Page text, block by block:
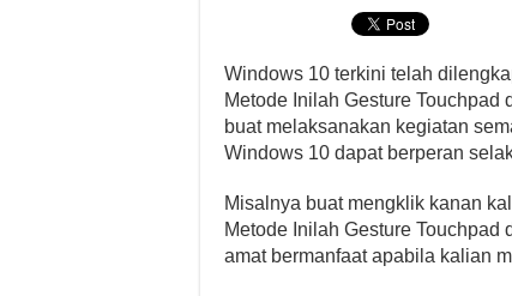
Windows 10 terkini telah
Metode Inilah Gesture
buat melaksanakan kegiatan
Windows 10 dapat berperan
Misalnya buat mengklik kanan
Metode Inilah Gesture
amat bermanfaat apabila kalian